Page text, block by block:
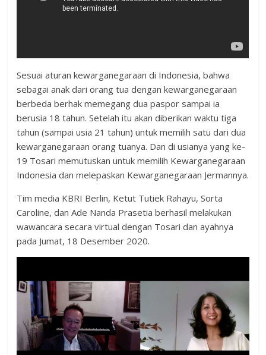
Sesuai aturan kewarganegaraan di Indonesia, bahwa
sebagai anak dari orang tua dengan kewarganegaraan
berbeda berhak memegang dua paspor sampai ia
berusia 18 tahun. Setelah itu akan diberikan waktu tiga
tahun (sampai usia 21 tahun) untuk memilih satu dari dua
kewarganegaraan orang tuanya. Dan di usianya yang ke-
19 Tosari memutuskan untuk memilih Kewarganegaraan
Indonesia dan melepaskan Kewarganegaraan Jermannya.
Tim media KBRI Berlin, Ketut Tutiek Rahayu, Sorta
Caroline, dan Ade Nanda Prasetia berhasil melakukan
wawancara secara virtual dengan Tosari dan ayahnya
pada Jumat, 18 Desember 2020.